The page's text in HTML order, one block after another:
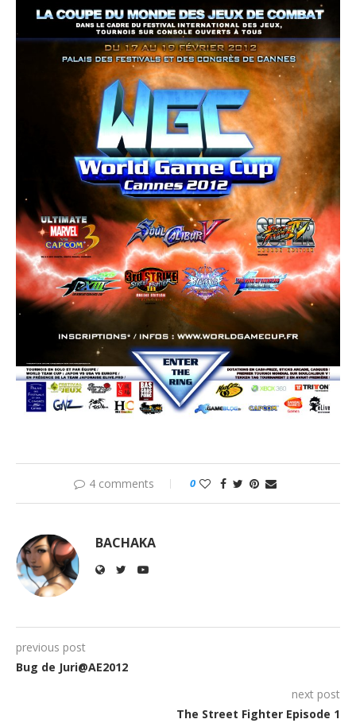
4 comments 0
BACHAKA
previous post
Bug de Juri@AE2012
next post
The Street Fighter Episode 1